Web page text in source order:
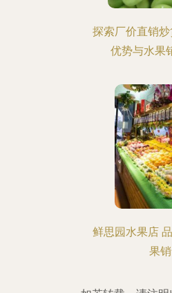
探索厂价直销
优势与水果
鲜思园水果店
果